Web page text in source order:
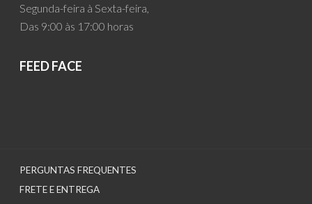
Segunda-feira à Sexta-feira,
Das 9:00 às 17:00 horas
FEED FACE
PERGUNTAS FREQUENTES
FRETE E ENTREGA